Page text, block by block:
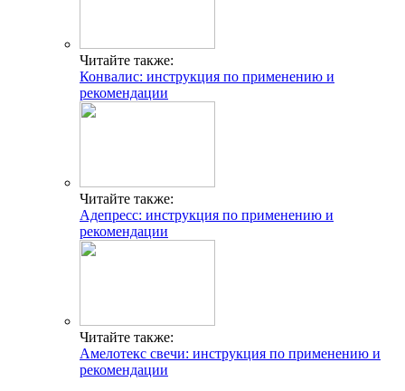
Читайте также:
Конвалис: инструкция по применению и
рекомендации
Читайте также:
Адепресс: инструкция по применению и
рекомендации
Читайте также:
Амелотекс свечи: инструкция по применению и
рекомендации